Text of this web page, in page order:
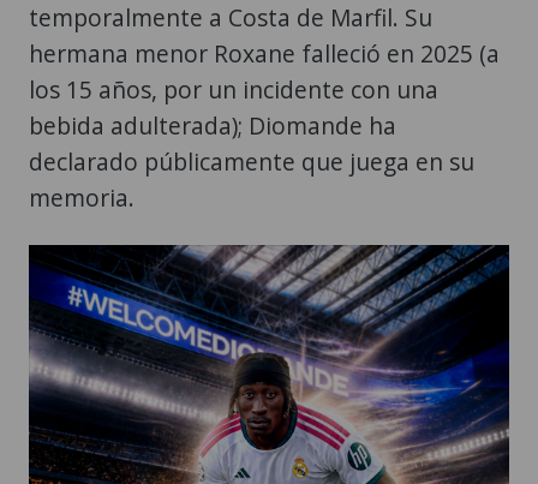
temporalmente a Costa de Marfil. Su
hermana menor Roxane falleció en 2025 (a
los 15 años, por un incidente con una
bebida adulterada); Diomande ha
declarado públicamente que juega en su
memoria.